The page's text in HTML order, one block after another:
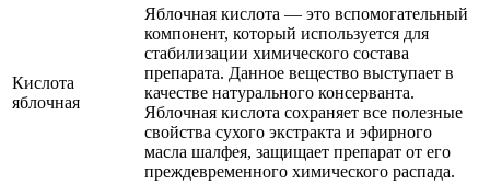
Кислота
яблочная
Яблочная кислота — это вспомогательный
компонент, который используется для
стабилизации химического состава
препарата. Данное вещество выступает в
качестве натурального консерванта.
Яблочная кислота сохраняет все полезные
свойства сухого экстракта и эфирного
масла шалфея, защищает препарат от его
преждевременного химического распада.